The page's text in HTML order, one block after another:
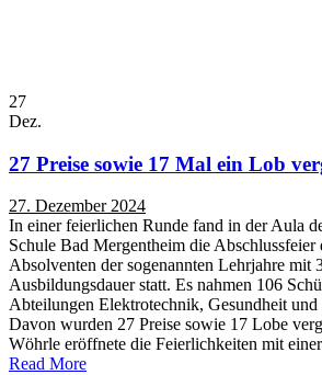
27
Dez.
27 Preise sowie 17 Mal ein Lob
27. Dezember 2024
In einer feierlichen Runde fand in der Aula
Schule Bad Mergentheim die Abschlussfeier
Absolventen der sogenannten Lehrjahre mit
Ausbildungsdauer statt. Es nahmen 106
Abteilungen Elektrotechnik, Gesundheit
Davon wurden 27 Preise sowie 17 Lobe
Wöhrle eröffnete die Feierlichkeiten mit
Read More